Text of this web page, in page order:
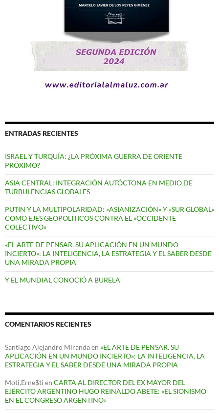
ENTRADAS RECIENTES
ISRAEL Y TURQUÍA: ¿LA PRÓXIMA GUERRA DE ORIENTE
PRÓXIMO?
ASIA CENTRAL: INTEGRACIÓN AUTÓCTONA EN MEDIO DE
TURBULENCIAS GLOBALES
PUTIN Y LA MULTIPOLARIDAD: «ASIANIZACIÓN» Y «SUR GLOBAL»
COMO EJES GEOPOLÍTICOS CONTRA EL «OCCIDENTE
COLECTIVO»
«EL ARTE DE PENSAR. SU APLICACIÓN EN UN MUNDO
INCIERTO»: LA INTELIGENCIA, LA ESTRATEGIA Y EL SABER DESDE
UNA MIRADA PROPIA
Y EL MUNDIAL CONOCIÓ A BURELA
COMENTARIOS RECIENTES
Santiago Alejandro Mirandaen «EL ARTE DE PENSAR. SU
APLICACIÓN EN UN MUNDO INCIERTO»: LA INTELIGENCIA, LA
ESTRATEGIA Y EL SABER DESDE UNA MIRADA PROPIA
Moti,Erne$ti en CARTA AL DIRECTOR DEL EX MAYOR DEL
EJÉRCITO ARGENTINO HUGO REINALDO ABETE: «EL SIONISMO
EN EL CONGRESO ARGENTINO»